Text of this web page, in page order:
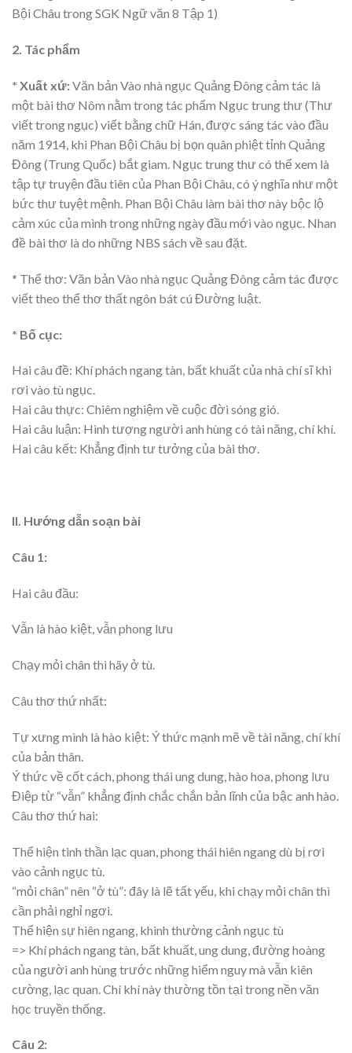
Bội Châu trong SGK Ngữ văn 8 Tập 1)
2. Tác phẩm
* Xuất xứ:Văn bản Vào nhà ngục Quảng Đông cảm tác là
một bài thơ Nôm nằm trong tác phẩm Ngục trung thư (Thư
viết trong ngục) viết bằng chữ Hán, được sáng tác vào đầu
năm 1914, khi Phan Bội Châu bị bọn quân phiệt tỉnh Quảng
Đông (Trung Quốc) bắt giam. Ngục trung thư có thể xem là
tập tự truyện đầu tiên của Phan Bội Châu, có ý nghĩa như một
bức thư tuyệt mệnh. Phan Bội Châu làm bài thơ này bộc lộ
cảm xúc của mình trong những ngày đầu mới vào ngục. Nhan
đề bài thơ là do những NBS sách về sau đặt.
* Thể thơ: Văn bản Vào nhà ngục Quảng Đông cảm tác được
viết theo thể thơ thất ngôn bát cú Đường luật.
* Bố cục:
Hai câu đề: Khí phách ngang tàn, bất khuất của nhà chí sĩ khi
rơi vào tù ngục.
Hai câu thực: Chiêm nghiệm về cuộc đời sóng gió.
Hai câu luận: Hình tượng người anh hùng có tài năng, chí khí.
Hai câu kết: Khẳng định tư tưởng của bài thơ.
II. Hướng dẫn soạn bài
Câu 1:
Hai câu đầu:
Vẫn là hào kiệt, vẫn phong lưu
Chạy mỏi chân thì hãy ở tù.
Câu thơ thứ nhất:
Tự xưng mình là hào kiệt: Ý thức mạnh mẽ về tài năng, chí khí
của bản thân.
Ý thức về cốt cách, phong thái ung dung, hào hoa, phong lưu
Điệp từ “vẫn” khẳng định chắc chắn bản lĩnh của bậc anh hào.
Câu thơ thứ hai:
Thể hiện tinh thần lạc quan, phong thái hiên ngang dù bị rơi
vào cảnh ngục tù.
“mỏi chân” nên “ở tù”: đây là lẽ tất yếu, khi chạy mỏi chân thì
cần phải nghỉ ngơi.
Thể hiện sự hiên ngang, khinh thường cảnh ngục tù
=> Khí phách ngang tàn, bất khuất, ung dung, đường hoàng
của người anh hùng trước những hiểm nguy mà vẫn kiên
cường, lạc quan. Chí khí này thường tồn tại trong nền văn
học truyền thống.
Câu 2: